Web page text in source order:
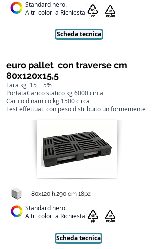
Standard nero.
Altri colori a Richiesta
Scheda tecnica
euro pallet con traverse cm
80x120x15,5
Tara kg 15 ± 5%
PortataCarico statico kg 6000 circa
Carico dinamico kg 1500 circa
Test effettuati con peso distribuito uniformemente
80x120 h.290 cm 18pz
Standard nero.
Altri colori a Richiesta
Scheda tecnica